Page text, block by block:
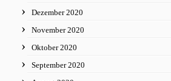
Dezember 2020
November 2020
Oktober 2020
September 2020